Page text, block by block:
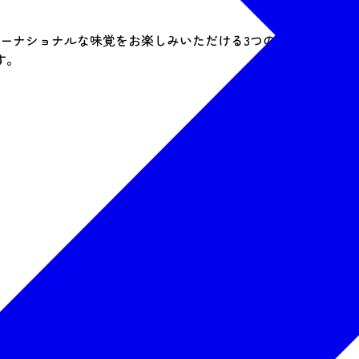
ショナルな味覚をお楽しみいただける3つのレストラン＆